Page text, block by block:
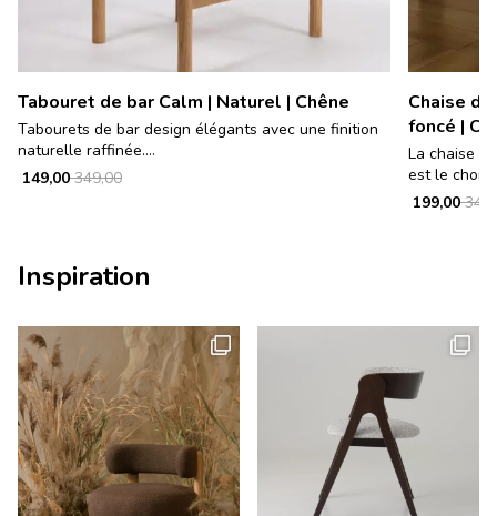
Tabouret de bar Calm | Naturel | Chêne
Tabourets de bar design élégants avec une finition
naturelle raffinée....
349,00
149,00
Chaise
foncé | Cr
La chaise
est le choix
199,00
Inspiration